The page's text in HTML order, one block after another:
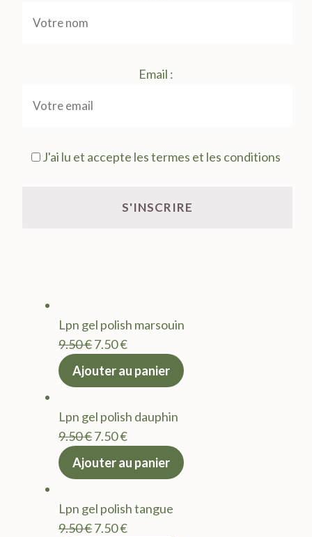
Email :
J'ai lu et accepte les termes et les conditions
Lpn gel polish marsouin
9.50€Le
prix
9.50 €.
7.50€Le
actuel
7.50 €.
Ajouter au panier
Lpn gel polish dauphin
9.50€Le
prix
9.50 €.
7.50€Le
actuel
7.50 €.
Ajouter au panier
Lpn gel polish tangue
9.50€Le
7.50€Le